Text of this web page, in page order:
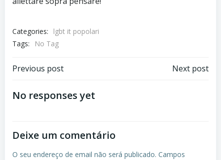
Categories:
lgbt it popolari
Tags:
No Tag
Previous post Next post
No responses yet
Deixe um comentário
O seu endereço de email não será publicado. Campos